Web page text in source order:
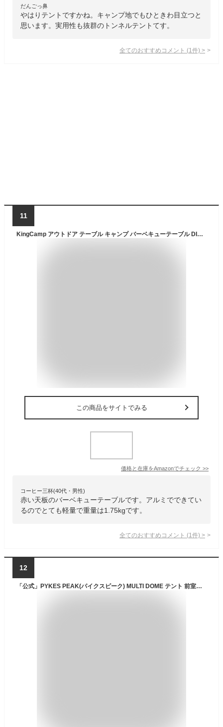
だんごっ鼻
やはりテントですかね。キャンプ地でもひときわ目立つと
思います。実用性も抜群のトンネルテントてす。
全てのおすすめコメント (1 件) >
11
KingCamp アウトドア テーブル キャンプ バーベキューテーブル DIY組合 ランタンスタンド 折りたたみ レジャー アルミ ロールテーブル 超軽量 BBQ ピクニック
この商品をサイトでみる
価格と在庫をAmazonでチェック >>
コーヒー三杯(40代・男性)
赤い天板のバーベキューテーブルです。アルミでできてい
るのでとても軽量で重量は1.75kgです。
全てのおすすめコメント (1 件) >
12
「公式」PYKES PEAK(パイクスピーク) MULTI DOME テント 前室あり 2人用 3人用【UVカット率99%以上 / 耐水圧PU2000mm】 キャンプ テント ドームテント シルバーコーティング 5色【ペグ・ロープ・キャリーバッグ付き】